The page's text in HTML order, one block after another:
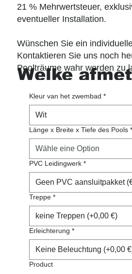
Welke
wenst u
Kleur van het zwembad *
Länge x Breite x Tiefe des Pools *
PVC Leidingwerk *
Treppe *
Erleichterung *
Product
21 % Mehrwertsteuer,
eventueller Installation.
Wünschen Sie ein
Kontaktieren Sie uns noch
Poolträume wahr werden zu